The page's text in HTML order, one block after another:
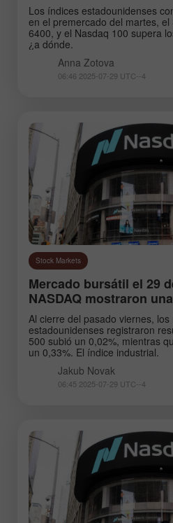
Los índices estadounidenses
en el premercado del martes,
6400, y el Nasdaq 100 supera
¿a dónde.
Anna Zotova
06:46 2025-07-29 UTC--4
Stock Markets
Mercado bursátil el 29
NASDAQ mostraron
Al cierre del pasado viernes,
estadounidenses registraron
500 subió un 0,02%, mientras
un 0,33%. El índice industrial.
Jakub Novak
06:45 2025-07-29 UTC--4